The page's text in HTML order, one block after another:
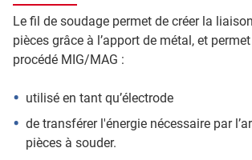
Le fil de soudage permet de créer la
pièces grâce à l’apport de métal, et
procédé MIG/MAG :
utilisé en tant qu’électrode
de transférer l'énergie nécessaire par
pièces à souder.